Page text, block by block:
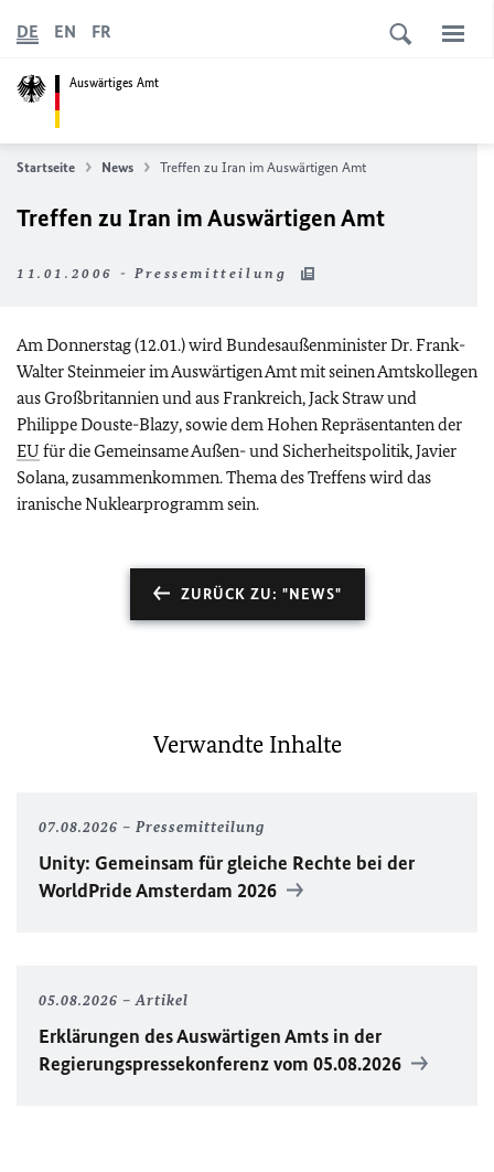
Auswärtiges Amt
DE EN FR
Startseite News Treffen zu Iran im Auswärtigen Amt
Treffen zu Iran im Auswärtigen Amt
11.01.2006 - Pressemitteilung
Am Donnerstag (12.01.) wird Bundesaußenminister Dr. Frank-
Walter Steinmeier im Auswärtigen Amt mit seinen Amtskollegen
aus Großbritannien und aus Frankreich,Jack Strawund
Philippe Douste-Blazy, sowie dem Hohen Repräsentanten der
EU für die Gemeinsame Außen- und Sicherheitspolitik,Javier
Solana, zusammenkommen. Thema des Treffens wird das
iranische Nuklearprogramm sein.
ZURÜCK ZU: "NEWS"
Verwandte Inhalte
07.08.2026 Pressemitteilung
Unity: Gemeinsam für gleiche Rechte bei der
WorldPrideAmsterdam 2026
05.08.2026 Artikel
Erklärungen des Auswärtigen Amts in der
Regierungspressekonferenz vom 05.08.2026